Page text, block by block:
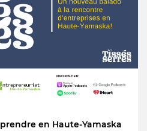
en Haute-Yamaska